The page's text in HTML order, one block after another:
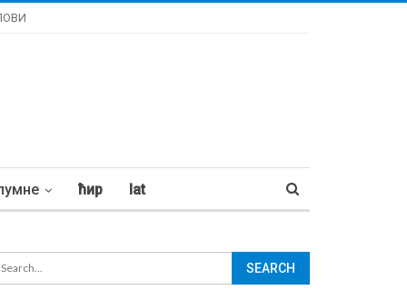
ћир lat